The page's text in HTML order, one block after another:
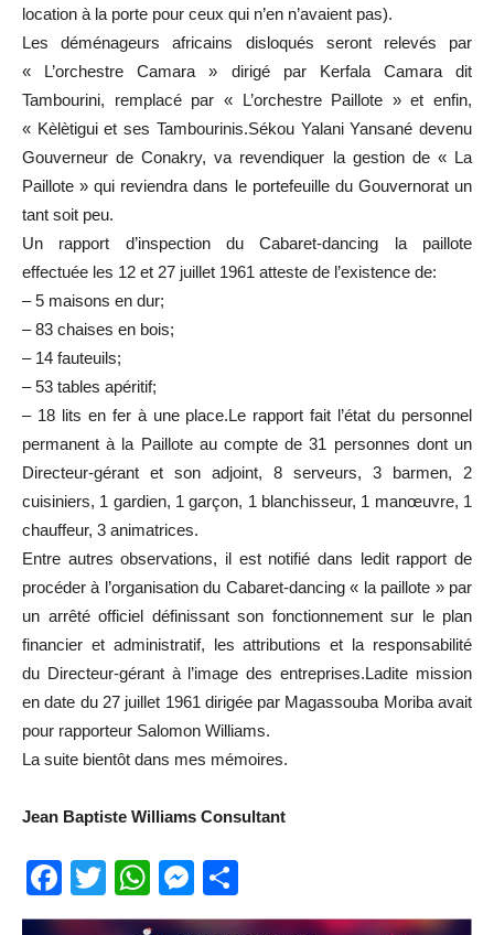
location à la porte pour ceux qui n’en n’avaient pas).
Les déménageurs africains disloqués seront relevés par
« L’orchestre Camara » dirigé par Kerfala Camara dit
Tambourini, remplacé par « L’orchestre Paillote » et enfin,
« Kèlètigui et ses Tambourinis.Sékou Yalani Yansané devenu
Gouverneur de Conakry, va revendiquer la gestion de « La
Paillote » qui reviendra dans le portefeuille du Gouvernorat un
tant soit peu.
Un rapport d’inspection du Cabaret-dancing la paillote
effectuée les 12 et 27 juillet 1961 atteste de l’existence de:
– 5 maisons en dur;
– 83 chaises en bois;
– 14 fauteuils;
– 53 tables apéritif;
– 18 lits en fer à une place.Le rapport fait l’état du personnel
permanent à la Paillote au compte de 31 personnes dont un
Directeur-gérant et son adjoint, 8 serveurs, 3 barmen, 2
cuisiniers, 1 gardien, 1 garçon, 1 blanchisseur, 1 manœuvre, 1
chauffeur, 3 animatrices.
Entre autres observations, il est notifié dans ledit rapport de
procéder à l’organisation du Cabaret-dancing « la paillote » par
un arrêté officiel définissant son fonctionnement sur le plan
financier et administratif, les attributions et la responsabilité
du Directeur-gérant à l’image des entreprises.Ladite mission
en date du 27 juillet 1961 dirigée par Magassouba Moriba avait
pour rapporteur Salomon Williams.
La suite bientôt dans mes mémoires.
Jean Baptiste Williams Consultant
Facebook
TwitterWhatsApp
Messenger